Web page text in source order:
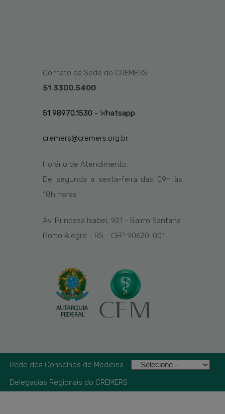
Contato da Sede do CREMERS:
51 3300.5400
51 98970.1530 - Whatsapp
cremers@cremers.org.br
Horário de Atendimento:
De segunda a sexta-feira das 09h às
18h horas
Av. Princesa Isabel, 921 - Bairro Santana
Porto Alegre - RS - CEP 90620-001
Rede dos Conselhos de Medicina
Delegacias Regionais do CREMERS